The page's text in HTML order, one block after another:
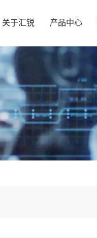
关于汇锐 产品中心